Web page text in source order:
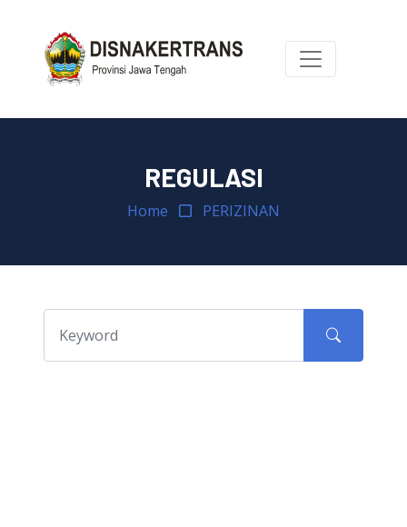
REGULASI
Home PERIZINAN